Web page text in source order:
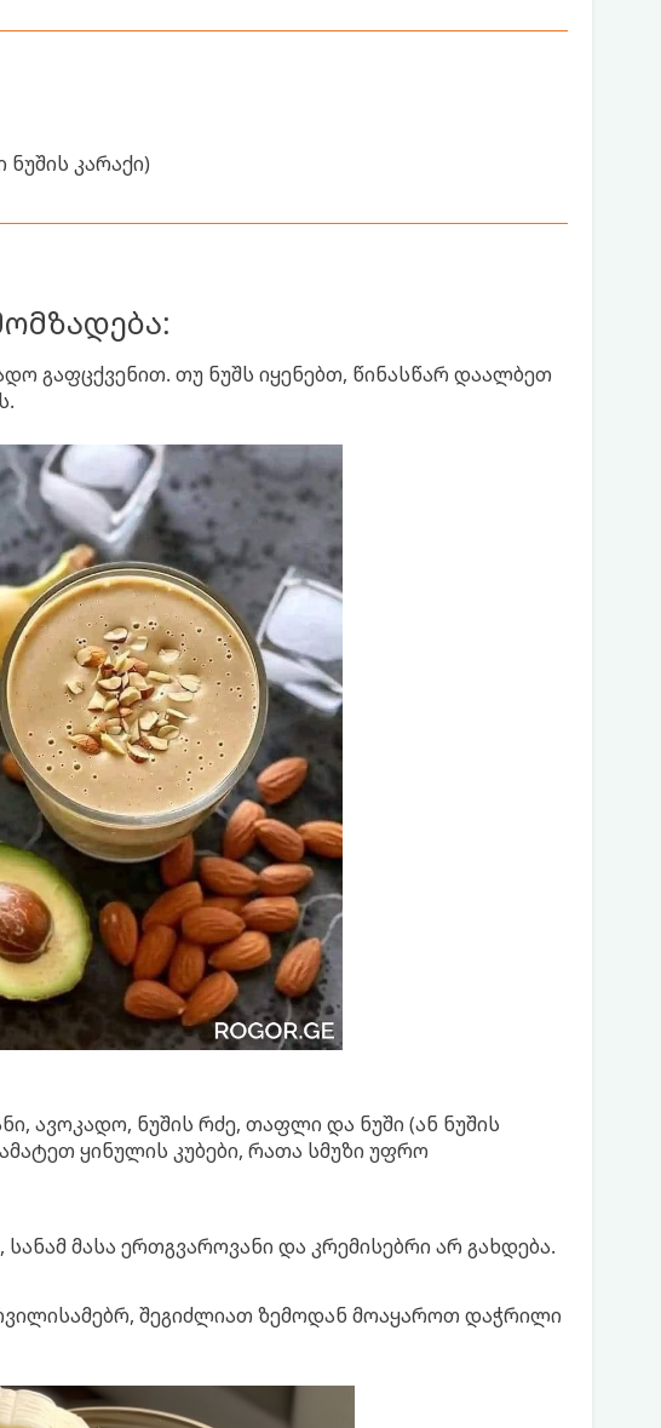
ნუშის კარაქი)
გაფცქვენით. თუ ნუშს იყენებთ, წინასწარ დაალბეთ
ავოკადო, ნუშის რძე, თაფლი და ნუში (ან ნუშის
ყინულის კუბები, რათა სმუზი უფრო
მასა ერთგვაროვანი და კრემისებრი არ გახდება.
შეგიძლიათ ზემოდან მოაყაროთ დაჭრილი